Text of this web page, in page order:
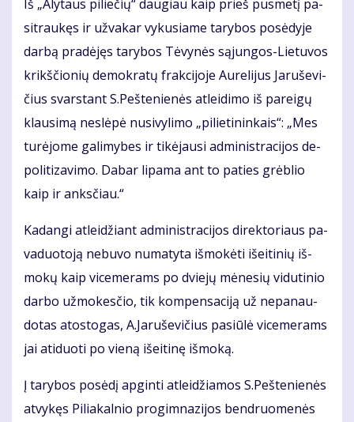
Iš „Aly­taus pi­lie­čių“ dau­giau kaip prieš pus­me­tį pa­
si­trau­kęs ir už­va­kar vy­ku­sia­me ta­ry­bos po­sė­dy­je
dar­bą pra­dė­jęs ta­ry­bos Tė­vy­nės są­jun­gos-Lie­tu­vos
krikš­čio­nių de­mok­ra­tų frak­ci­jo­je Au­re­li­jus Ja­ru­še­vi­
čius svars­tant S.Peš­te­nie­nės at­lei­di­mo iš pa­rei­gų
klau­si­mą ne­slė­pė nu­si­vy­li­mo „pi­lie­ti­nin­kais“: „Mes
tu­rė­jo­me ga­li­my­bes ir ti­kė­jau­si ad­mi­nist­ra­ci­jos de­
po­li­ti­za­vi­mo. Da­bar li­pa­ma ant to pa­ties grėb­lio
kaip ir anks­čiau.“
Ka­dan­gi at­lei­džiant ad­mi­nist­ra­ci­jos di­rek­to­riaus pa­
va­duo­to­ją ne­bu­vo nu­ma­ty­ta iš­mo­kė­ti iš­ei­ti­nių iš­
mo­kų kaip vi­ce­me­rams po dvie­jų mė­ne­sių vi­du­ti­nio
dar­bo už­mo­kes­čio, tik kom­pen­sa­ci­ją už ne­pa­nau­
do­tas atos­to­gas, A.Ja­ru­še­vi­čius pa­siū­lė vi­ce­me­rams
jai ati­duo­ti po vie­ną iš­ei­ti­nę iš­mo­ką.
Į ta­ry­bos po­sė­dį ap­gin­ti at­lei­džia­mos S.Peš­te­nie­nės
at­vy­kęs Pi­lia­kal­nio pro­gim­na­zi­jos ben­druo­me­nės